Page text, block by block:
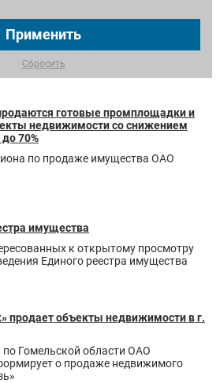
Сбросить
Применить
готовые промплощадки и
недвижимости со снижением
70%
по продаже имущества ОАО
имущества
к открытому просмотру
Единого реестра имущества
продает объекты недвижимости в г.
Гомельской области ОАО
о продаже недвижимого